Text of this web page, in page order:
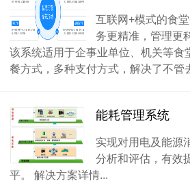
互联网+模式的食
务更精准，管理更
该系统适用于企事业单位、机关等食
餐方式，多种支付方式，解决了不管
能耗管理系统
实现对用电及能源
分析和评估，有效
平。 解决方案详情...